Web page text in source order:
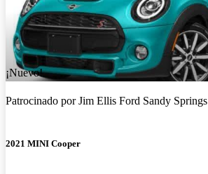
¡Nuevo!
Patrocinado porJim Ellis Ford Sandy Springs
2021 MINI Cooper